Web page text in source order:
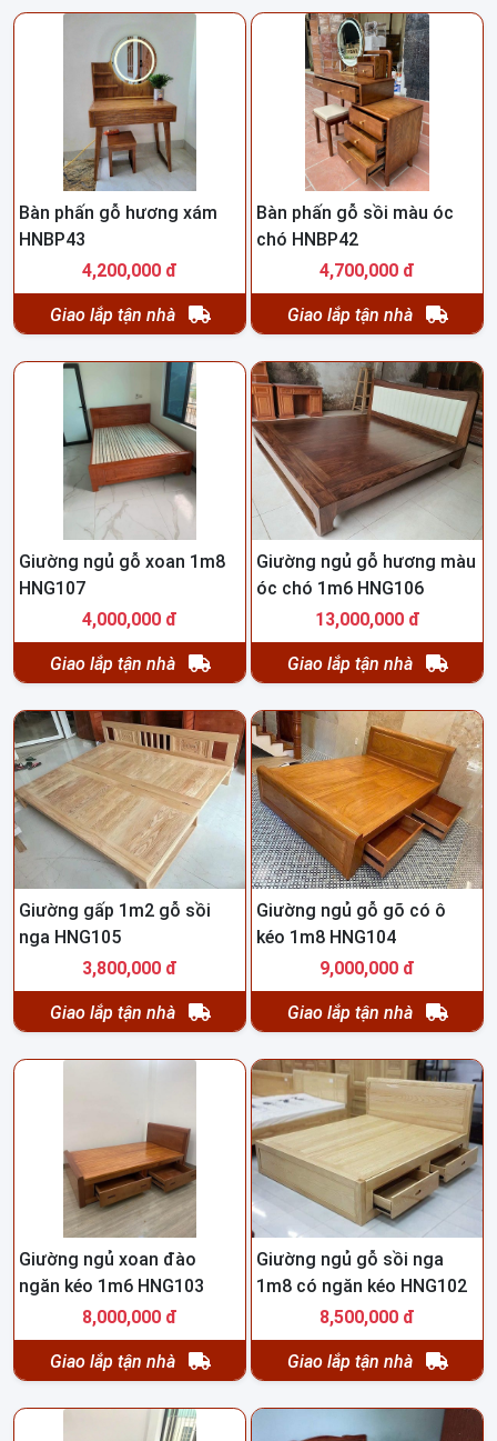
Bàn phấn gỗ hương xám
HNBP43
4,200,000 đ
Giao lắp tận nhà
Bàn phấn gỗ sồi màu óc
chó HNBP42
4,700,000 đ
Giao lắp tận nhà
Giường ngủ gỗ xoan 1m8
HNG107
4,000,000 đ
Giao lắp tận nhà
Giường ngủ gỗ hương màu
óc chó 1m6 HNG106
13,000,000 đ
Giao lắp tận nhà
Giường gấp 1m2 gỗ sồi
nga HNG105
3,800,000 đ
Giao lắp tận nhà
Giường ngủ gỗ gõ có ô
kéo 1m8 HNG104
9,000,000 đ
Giao lắp tận nhà
Giường ngủ xoan đào
ngăn kéo 1m6 HNG103
8,000,000 đ
Giao lắp tận nhà
Giường ngủ gỗ sồi nga
1m8 có ngăn kéo HNG102
8,500,000 đ
Giao lắp tận nhà